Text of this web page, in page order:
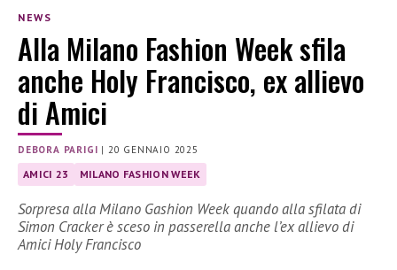
NEWS
Alla Milano Fashion Week sfila
anche Holy Francisco, ex allievo
di Amici
DEBORA PARIGI | 20 GENNAIO 2025
AMICI 23 MILANO FASHION WEEK
Sorpresa alla Milano Gashion Week quando alla sfilata di
Simon Cracker è sceso in passerella anche l’ex allievo di
Amici Holy Francisco